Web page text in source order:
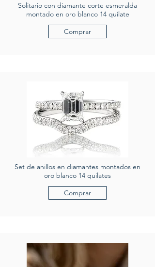
Solitario con diamante corte esmeralda
montado en oro blanco 14 quilate
Comprar
Set de anillos en diamantes montados en
oro blanco 14 quilates
Comprar